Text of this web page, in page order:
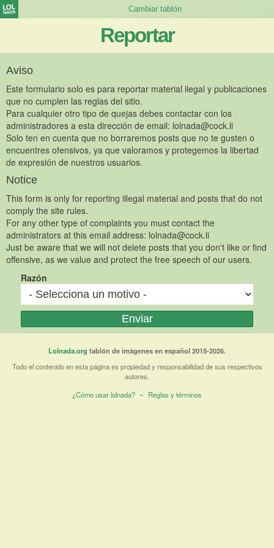
Reportar
Aviso
Este formulario solo es para reportar material ilegal y publicaciones
que no cumplen las reglas del sitio.
Para cualquier otro tipo de quejas debes contactar con los
administradores a esta dirección de email: lolnada@cock.li
Solo ten en cuenta que no borraremos posts que no te gusten o
encuentres ofensivos, ya que valoramos y protegemos la libertad
de expresión de nuestros usuarios.
Notice
This form is only for reporting illegal material and posts that do not
comply the site rules.
For any other type of complaints you must contact the
administrators at this email address: lolnada@cock.li
Just be aware that we will not delete posts that you don't like or find
offensive, as we value and protect the free speech of our users.
Razón
Lolnada.org tablón de imágenes en español 2015-2026.
Todo el contenido en esta página es propiedad y responsabilidad de sus respectivos
autores.
¿Cómo usar lolnada? ~ Reglas y términos